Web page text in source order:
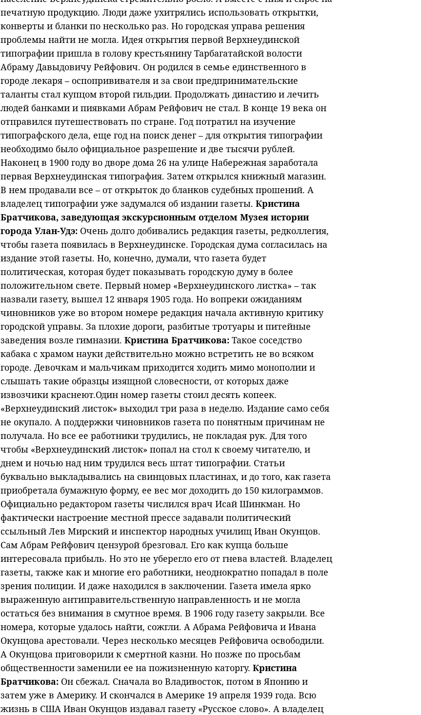
печатную продукцию. Люди даже ухитрялись использовать открытки,
конверты и бланки по несколько раз. Но городская управа решения
проблемы найти не могла. Идея открытия первой Верхнеудинской
типографии пришла в голову крестьянину Тарбагатайской волости
Абраму Давыдовичу Рейфович. Он родился в семье единственного в
городе лекаря – оспопрививателя и за свои предпринимательские
таланты стал купцом второй гильдии. Продолжать династию и лечить
людей банками и пиявками Абрам Рейфович не стал. В конце 19 века он
отправился путешествовать по стране. Год потратил на изучение
типографского дела, еще год на поиск денег – для открытия типографии
необходимо было официальное разрешение и две тысячи рублей.
Наконец в 1900 году во дворе дома 26 на улице Набережная заработала
первая Верхнеудинская типография. Затем открылся книжный магазин.
В нем продавали все – от открыток до бланков судебных прошений. А
владелец типографии уже задумался об издании газеты. Кристина
Братчикова, заведующая экскурсионным отделом Музея истории
города Улан-Удэ: Очень долго добивались редакция газеты, редколлегия,
чтобы газета появилась в Верхнеудинске. Городская дума согласилась на
издание этой газеты. Но, конечно, думали, что газета будет
политическая, которая будет показывать городскую думу в более
положительном свете. Первый номер «Верхнеудинского листка» – так
назвали газету, вышел 12 января 1905 года. Но вопреки ожиданиям
чиновников уже во втором номере редакция начала активную критику
городской управы. За плохие дороги, разбитые тротуары и питейные
заведения возле гимназии. Кристина Братчикова: Такое соседство
кабака с храмом науки действительно можно встретить не во всяком
городе. Девочкам и мальчикам приходится ходить мимо монополии и
слышать такие образцы изящной словесности, от которых даже
извозчики краснеют.Один номер газеты стоил десять копеек.
«Верхнеудинский листок» выходил три раза в неделю. Издание само себя
не окупало. А поддержки чиновников газета по понятным причинам не
получала. Но все ее работники трудились, не покладая рук. Для того
чтобы «Верхнеудинский листок» попал на стол к своему читателю, и
днем и ночью над ним трудился весь штат типографии. Статьи
буквально выкладывались на свинцовых пластинах, и до того, как газета
приобретала бумажную форму, ее вес мог доходить до 150 килограммов.
Официально редактором газеты числился врач Исай Шинкман. Но
фактически настроение местной прессе задавали политический
ссыльный Лев Мирский и инспектор народных училищ Иван Окунцов.
Сам Абрам Рейфович цензурой брезговал. Его как купца больше
интересовала прибыль. Но это не уберегло его от гнева властей. Владелец
газеты, также как и многие его работники, неоднократно попадал в поле
зрения полиции. И даже находился в заключении. Газета имела ярко
выраженную антиправительственную направленность и не могла
остаться без внимания в смутное время. В 1906 году газету закрыли. Все
номера, которые удалось найти, сожгли. А Абрама Рейфовича и Ивана
Окунцова арестовали. Через несколько месяцев Рейфовича освободили.
А Окунцова приговорили к смертной казни. Но позже по просьбам
общественности заменили ее на пожизненную каторгу. Кристина
Братчикова: Он сбежал. Сначала во Владивосток, потом в Японию и
затем уже в Америку. И скончался в Америке 19 апреля 1939 года. Всю
жизнь в США Иван Окунцов издавал газету «Русское слово». А владелец